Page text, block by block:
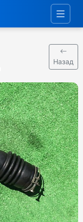
Назад